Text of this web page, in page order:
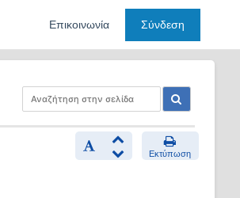
Επικοινωνία Σύνδεση
Εκτύπωση